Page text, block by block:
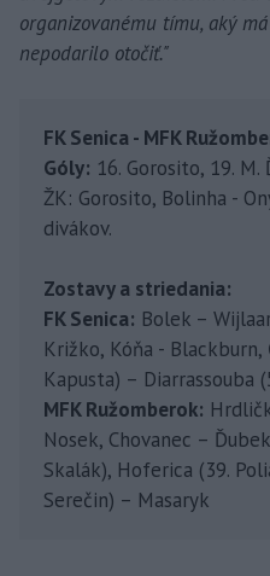
organizovanému tímu, aký
nepodarilo otočiť."
FK Senica - MFK
Góly: 16. Gorosito, 19.
ŽK: Gorosito, Bolinha -
divákov.
Zostavy a striedania:
FK Senica: Bolek –
Križko, Kóňa - Blackburn,
Kapusta) – Diarrassouba
MFK Ružomberok:
Nosek, Chovanec –
Skalák), Hoferica (39.
Serečin) – Masaryk